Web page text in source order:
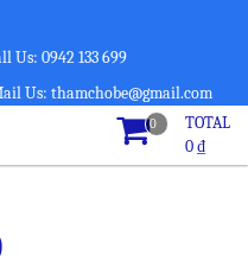
Us: 0942 133 699
Us: thamchobe@gmail.com
0
TOTAL
0₫